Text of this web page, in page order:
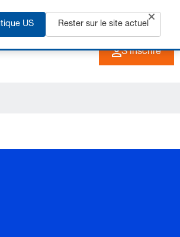
+33 3 90 20 40 40 FR
S'inscrire
US Rester sur le site actuel